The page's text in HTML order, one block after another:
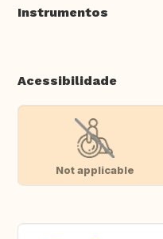
Instrumentos
Acessibilidade
Not applicable